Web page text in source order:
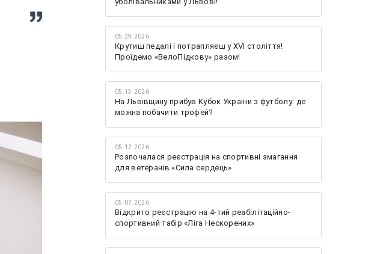
05.29.2026
Крутиш педалі і потрапляєш у XVI століття!
Проїдемо «ВелоПідкову» разом!
05.13.2026
На Львівщину прибув Кубок України з футболу: де
можна побачити трофей?
05.12.2026
Розпочалася реєстрація на спортивні змагання
для ветеранів «Сила сердець»
05.07.2026
Відкрито реєстрацію на 4-тий реабілітаційно-
спортивний табір «Ліга Нескорених»